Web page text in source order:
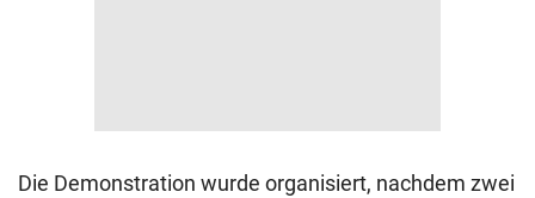
Die Demonstration wurde organisiert, nachdem zwei